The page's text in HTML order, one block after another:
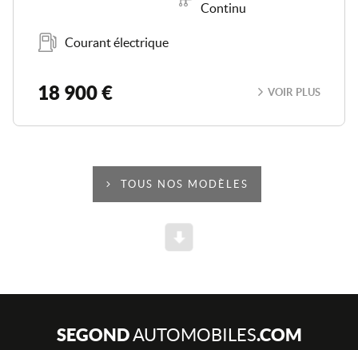
Continu
Carburant
Courant électrique
18 900 € VOIR PLUS
TOUS NOS MODÈLES
SEGONDAUTOMOBILES.COM
Scroll